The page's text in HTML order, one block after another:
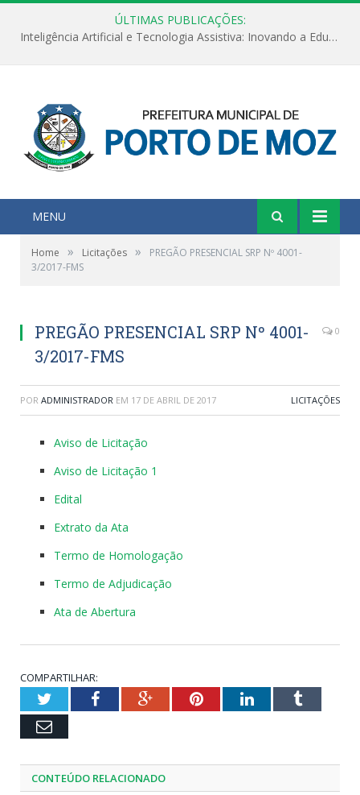
ÚLTIMAS PUBLICAÇÕES:
Inteligência Artificial e Tecnologia Assistiva: Inovando a Educação Especial e Inclusiva
MENU
Home » Licitações »
PREGÃO PRESENCIAL SRP Nº 4001-
3/2017-FMS
PREGÃO PRESENCIAL SRP Nº 4001-
3/2017-FMS
0
POR ADMINISTRADOR EM 17 DE ABRIL DE 2017 LICITAÇÕES
Aviso de Licitação
Aviso de Licitação 1
Edital
Extrato da Ata
Termo de Homologação
Termo de Adjudicação
Ata de Abertura
COMPARTILHAR:
TwitterFacebookGoogle+PinterestLinkedInTumblr
Email
CONTEÚDO RELACIONADO